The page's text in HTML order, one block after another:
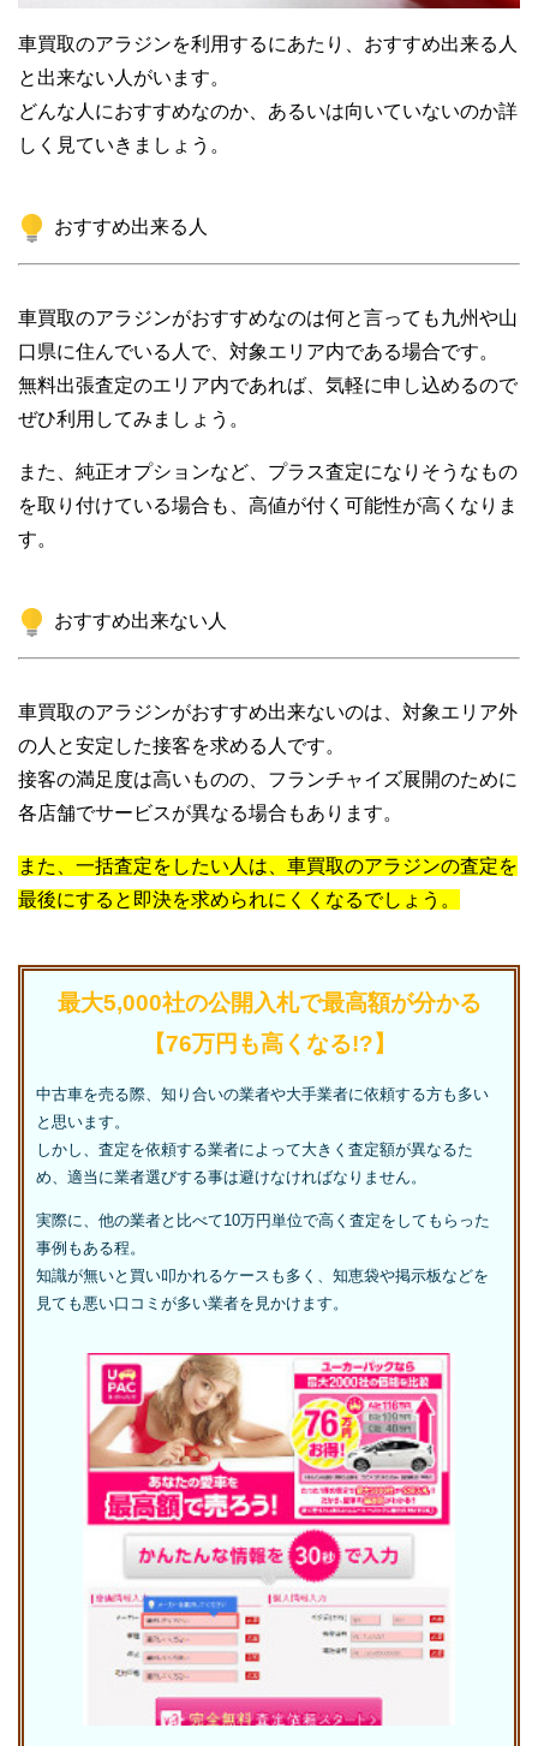
車買取のアラジンを利用するにあたり、おすすめ出来る人
と出来ない人がいます。
どんな人におすすめなのか、あるいは向いていないのか詳
しく見ていきましょう。
おすすめ出来る人
車買取のアラジンがおすすめなのは何と言っても九州や山
口県に住んでいる人で、対象エリア内である場合です。
無料出張査定のエリア内であれば、気軽に申し込めるので
ぜひ利用してみましょう。
また、純正オプションなど、プラス査定になりそうなもの
を取り付けている場合も、高値が付く可能性が高くなりま
す。
おすすめ出来ない人
車買取のアラジンがおすすめ出来ないのは、対象エリア外
の人と安定した接客を求める人です。
接客の満足度は高いものの、フランチャイズ展開のために
各店舗でサービスが異なる場合もあります。
また、一括査定をしたい人は、車買取のアラジンの査定を
最後にすると即決を求められにくくなるでしょう。
最大5,000社の公開入札で最高額が分かる
【76万円も高くなる!?】
中古車を売る際、知り合いの業者や大手業者に依頼する方も多い
と思います。
しかし、査定を依頼する業者によって大きく査定額が異なるた
め、適当に業者選びする事は避けなければなりません。
実際に、他の業者と比べて10万円単位で高く査定をしてもらった
事例もある程。
知識が無いと買い叩かれるケースも多く、知恵袋や掲示板などを
見ても悪い口コミが多い業者を見かけます。